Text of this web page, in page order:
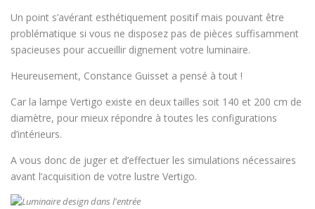
Un point s’avérant esthétiquement positif mais pouvant être
problématique si vous ne disposez pas de pièces suffisamment
spacieuses pour accueillir dignement votre luminaire.
Heureusement, Constance Guisset a pensé à tout !
Car la lampe Vertigo existe en deux tailles soit 140 et 200 cm de
diamètre, pour mieux répondre à toutes les configurations
d’intérieurs.
A vous donc de juger et d’effectuer les simulations nécessaires
avant l’acquisition de votre lustre Vertigo.